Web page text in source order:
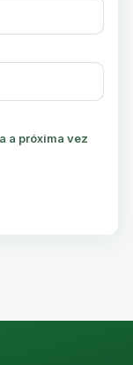
a próxima vez